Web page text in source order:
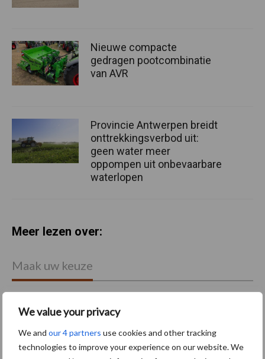
We value your privacy
We and our 4 partners use cookies and other tracking
technologies to improve your experience on our website. We
Nieuwe compacte
gedragen pootcombinatie
van AVR
Provincie Antwerpen breidt
onttrekkingsverbod uit:
geen water meer
oppompen uit onbevaarbare
waterlopen
Meer lezen over:
Maak uw keuze
Machines Duurzaamheid